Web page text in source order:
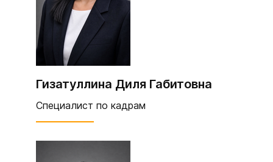
Гизатуллина Диля Габитовна
Специалист по кадрам